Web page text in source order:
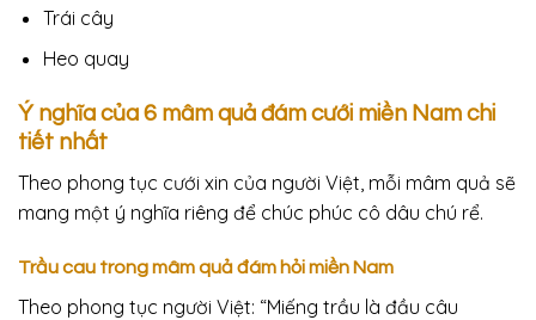
Trái cây
Heo quay
Ý nghĩa của 6 mâm quả đám cưới miền Nam chi
tiết nhất
Theo phong tục cưới xin của người Việt, mỗi mâm quả sẽ
mang một ý nghĩa riêng để chúc phúc cô dâu chú rể.
Trầu cau trong mâm quả đám hỏi miền Nam
Theo phong tục người Việt: “Miếng trầu là đầu câu